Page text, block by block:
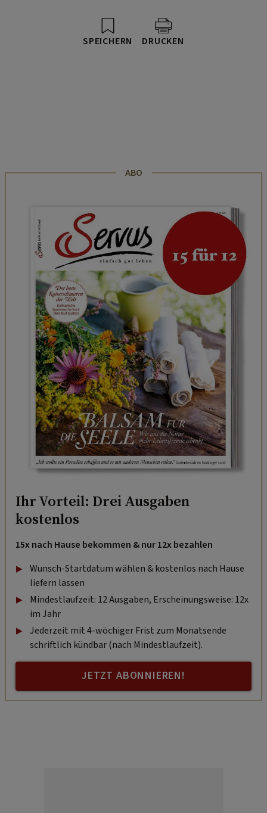
SPEICHERN DRUCKEN
ABO
Ihr Vorteil: Drei Ausgaben
kostenlos
15x nach Hause bekommen & nur 12x bezahlen
Wunsch-Startdatum wählen & kostenlos nach Hause
liefern lassen
Mindestlaufzeit: 12 Ausgaben, Erscheinungsweise: 12x
im Jahr
Jederzeit mit 4-wöchiger Frist zum Monatsende
schriftlich kündbar (nach Mindestlaufzeit).
JETZT ABONNIEREN!